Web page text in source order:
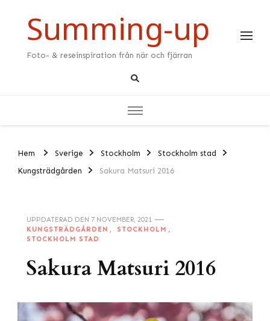
Summing-up
Foto- & reseinspiration från när och fjärran
Hem Sverige Stockholm
Stockholm stad
Kungsträdgården
Sakura Matsuri 2016
UPPDATERAD DEN 7 NOVEMBER, 2021
KUNGSTRÄDGÅRDEN
STOCKHOLM
STOCKHOLM STAD
Sakura Matsuri 2016